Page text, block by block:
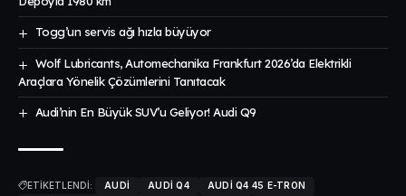
Togg’un servis ağı hızla büyüyor
Wolf Lubricants, Automechanika Frankfurt 2026’da Elektrikli
Araçlara Yönelik Çözümlerini Tanıtacak
Audi’nin En Büyük SUV’u Geliyor! Audi Q9
ETİKETLENDİ: AUDI AUDI Q4
AUDI Q4 45 E-TRON